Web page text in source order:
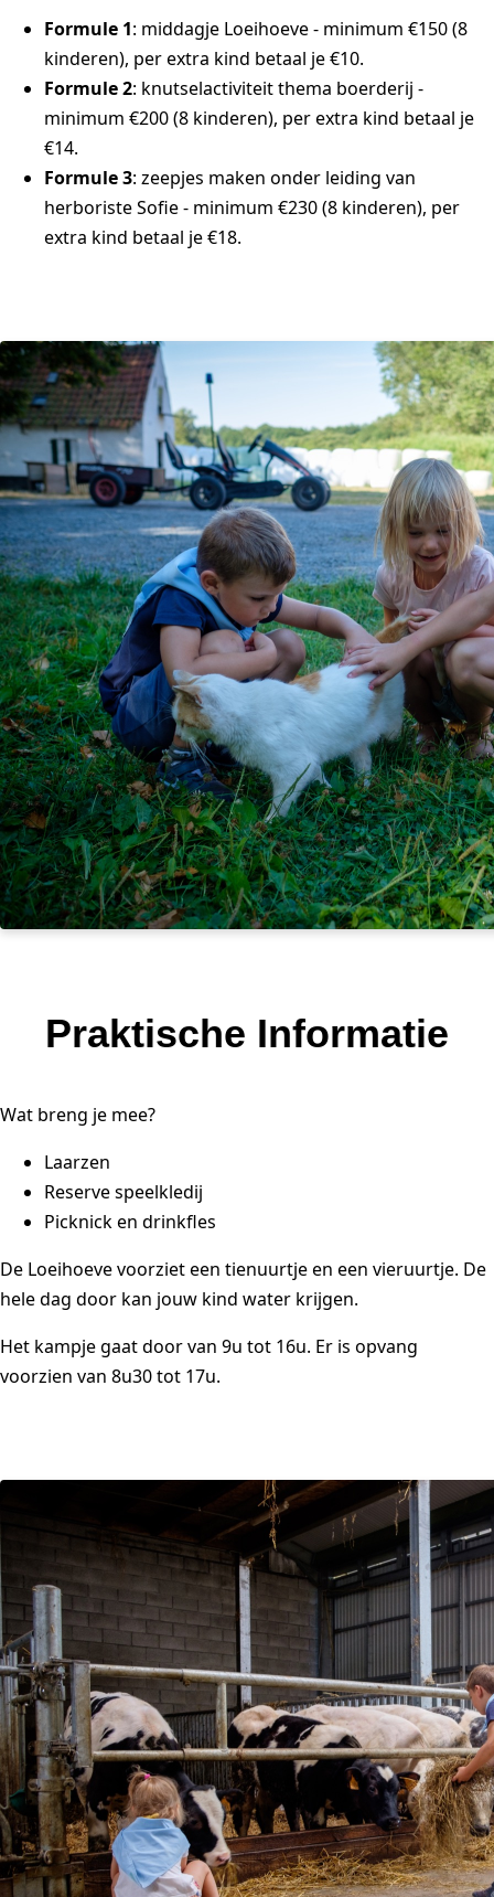
Formule 1: middagje Loeihoeve - minimum €150 (8
kinderen), per extra kind betaal je €10.
Formule 2: knutselactiviteit thema boerderij -
minimum €200 (8 kinderen), per extra kind betaal je
€14.
Formule 3: zeepjes maken onder leiding van
herboriste Sofie - minimum €230 (8 kinderen), per
extra kind betaal je €18.
Praktische Informatie
Wat breng je mee?
Laarzen
Reserve speelkledij
Picknick en drinkfles
De Loeihoeve voorziet een tienuurtje en een vieruurtje. De
hele dag door kan jouw kind water krijgen.
Het kampje gaat door van 9u tot 16u. Er is opvang
voorzien van 8u30 tot 17u.